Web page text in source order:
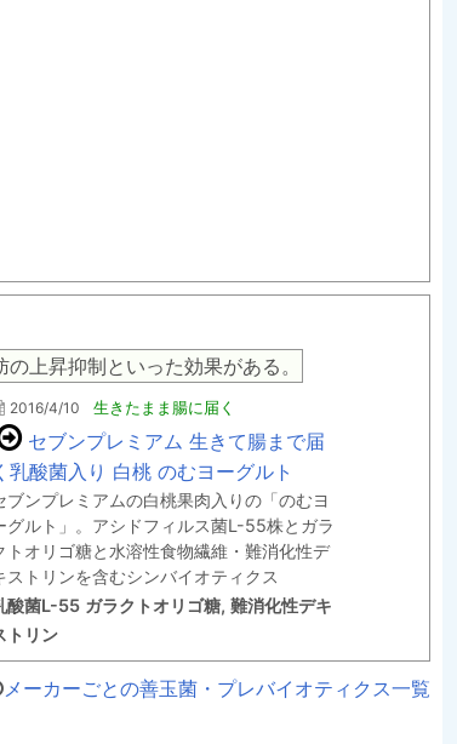
上昇抑制といった効果がある。
2016/4/10 生きたまま腸に届く
セブンプレミアム 生きて腸まで届
乳酸菌入り 白桃 のむヨーグルト
ブンプレミアムの白桃果肉入りの「のむヨ
グルト」。アシドフィルス菌L-55株とガラ
トオリゴ糖と水溶性食物繊維・難消化性デ
ストリンを含むシンバイオティクス
酸菌L-55 ガラクトオリゴ糖, 難消化性デキ
トリン
メーカーごとの善玉菌・プレバイオティクス一覧